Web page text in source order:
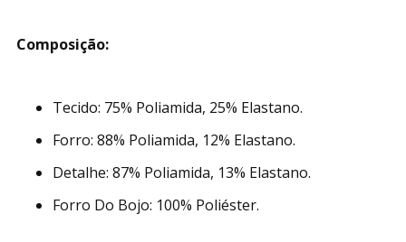
Composição:
Tecido: 75% Poliamida, 25% Elastano.
Forro: 88% Poliamida, 12% Elastano.
Detalhe: 87% Poliamida, 13% Elastano.
Forro Do Bojo: 100% Poliéster.